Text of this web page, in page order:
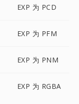
EXP 为 PCD
EXP 为 PFM
EXP 为 PNM
EXP 为 RGBA